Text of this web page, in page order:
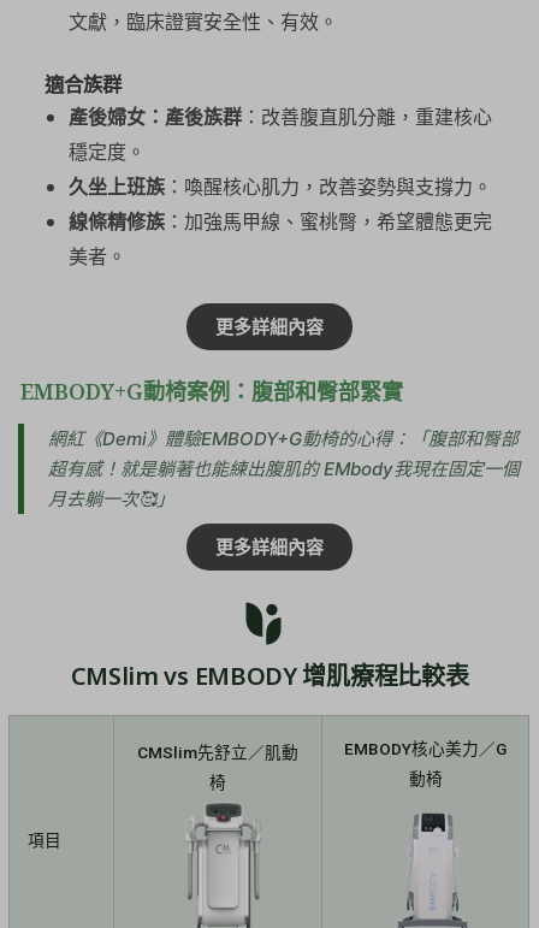
文獻，臨床證實安全性、有效。
適合族群
產後婦女：產後族群 ：改善腹直肌分離，重建核心
穩定度。
久坐上班族 ：喚醒核心肌力，改善姿勢與支撐力。
線條精修族 ：加強馬甲線、蜜桃臀，希望體態更完
美者。
更多詳細內容
EMBODY+G動椅案例：腹部和臀部緊實
網紅《Demi》體驗EMBODY+G動椅的心得：「腹部和臀部
超有感！就是躺著也能練出腹肌的 EMbody我現在固定一個
月去躺一次🥰」
更多詳細內容
CMSlim vs EMBODY 增肌療程比較表
項目
CMSlim先舒立／肌動
椅
EMBODY核心美力／G
動椅